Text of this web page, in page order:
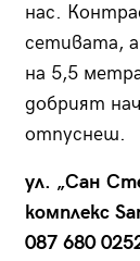
нас.
сетивата,
на 5,5
добрият
отпуснеш.
ул. „Сан
комплекс
087 680